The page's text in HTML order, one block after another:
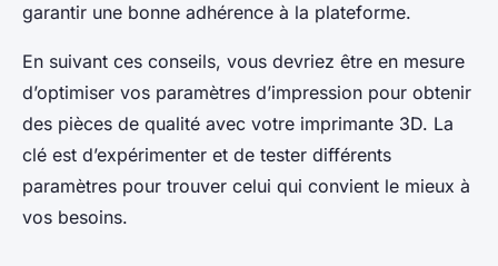
garantir une bonne adhérence à la plateforme.
En suivant ces conseils, vous devriez être en mesure
d’optimiser vos paramètres d’impression pour obtenir
des pièces de qualité avec votre imprimante 3D. La
clé est d’expérimenter et de tester différents
paramètres pour trouver celui qui convient le mieux à
vos besoins.